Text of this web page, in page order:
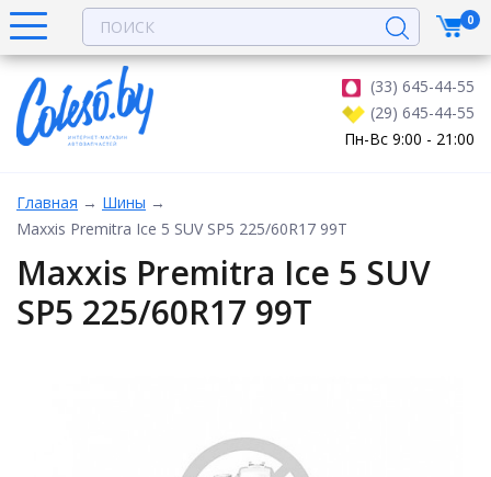
(33) 645-44-55
(29) 645-44-55
Пн-Вс 9:00 - 21:00
0
Главная → Шины →
Maxxis Premitra Ice 5 SUV SP5 225/60R17 99T
Maxxis Premitra Ice 5 SUV
SP5 225/60R17 99T